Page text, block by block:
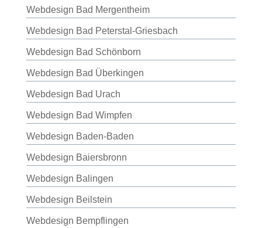
Webdesign Bad Mergentheim
Webdesign Bad Peterstal-Griesbach
Webdesign Bad Schönborn
Webdesign Bad Überkingen
Webdesign Bad Urach
Webdesign Bad Wimpfen
Webdesign Baden-Baden
Webdesign Baiersbronn
Webdesign Balingen
Webdesign Beilstein
Webdesign Bempflingen